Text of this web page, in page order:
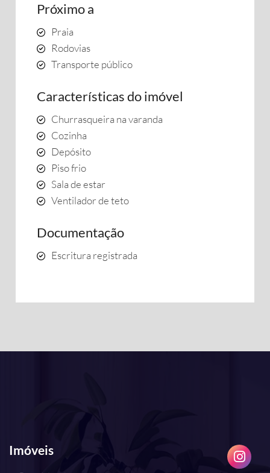
Próximo a
Praia
Rodovias
Transporte público
Características do imóvel
Churrasqueira na varanda
Cozinha
Depósito
Piso frio
Sala de estar
Ventilador de teto
Documentação
Escritura registrada
Imóveis